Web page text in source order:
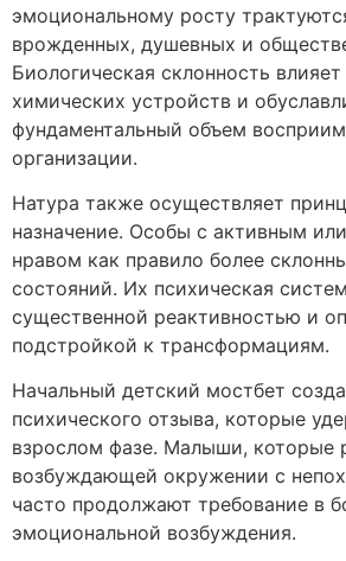
эмоциональному росту
врожденных, душевных и
Биологическая склонность
химических устройств и
фундаментальный объем
организации.
Натура также осуществляет
назначение. Особы с активным
нравом как правило более
состояний. Их психическая
существенной реактивностью и
подстройкой к трансформациям.
Начальный детский мостбет
психического отзыва, которые
взрослом фазе. Малыши, которые
возбуждающей окружении с
часто продолжают требование в
эмоциональной возбуждения.